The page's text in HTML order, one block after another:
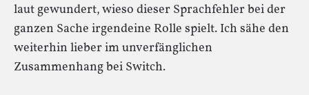
laut gewundert, wieso dieser Sprachfehler bei der
ganzen Sache irgendeine Rolle spielt. Ich sähe den
weiterhin lieber im unverfänglichen
Zusammenhang bei Switch.